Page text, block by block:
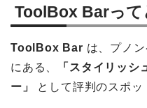
ToolBox Barって
ToolBox Bar は、プノ
にある、
「スタイリッ
ー」
として評判のスポッ